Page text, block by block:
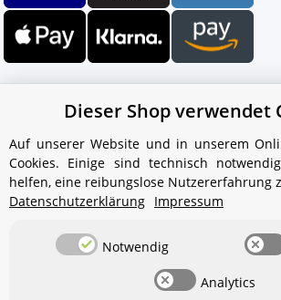
Ihr WhatsApp-Kontakt zum
Service Team
von Aquintos-Wasseraufbereitung
Hallo und herzlich willkommen
Dieser Shop verwendet
Auf unserer Website und in unserem
Cookies. Einige sind technisch
helfen, eine reibungslose Nutzererfahrung
Datenschutzerklärung Impressum
Notwendig
Analytics